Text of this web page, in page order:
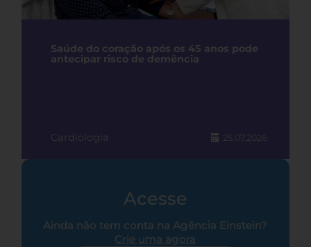
Saúde do coração após os 45 anos pode
antecipar risco de demência
Cardiologia 25.07.2026
Acesse
Ainda não tem conta na Agência Einstein?
Crie uma agora